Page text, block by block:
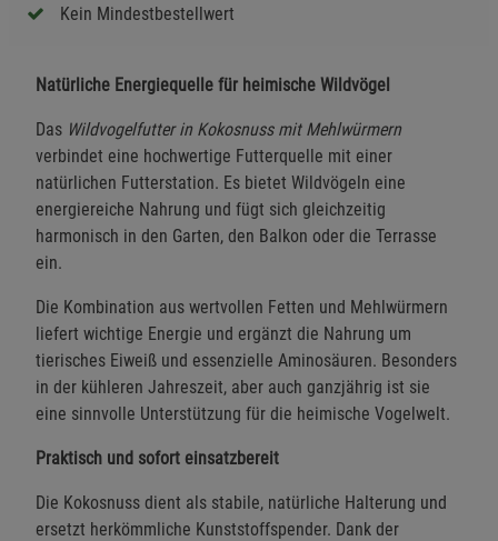
Kein Mindestbestellwert
Natürliche Energiequelle für heimische Wildvögel
Das Wildvogelfutter in Kokosnuss mit Mehlwürmern
verbindet eine hochwertige Futterquelle mit einer
natürlichen Futterstation. Es bietet Wildvögeln eine
energiereiche Nahrung und fügt sich gleichzeitig
harmonisch in den Garten, den Balkon oder die Terrasse
ein.
Die Kombination aus wertvollen Fetten und Mehlwürmern
liefert wichtige Energie und ergänzt die Nahrung um
tierisches Eiweiß und essenzielle Aminosäuren. Besonders
in der kühleren Jahreszeit, aber auch ganzjährig ist sie
eine sinnvolle Unterstützung für die heimische Vogelwelt.
Praktisch und sofort einsatzbereit
Die Kokosnuss dient als stabile, natürliche Halterung und
ersetzt herkömmliche Kunststoffspender. Dank der